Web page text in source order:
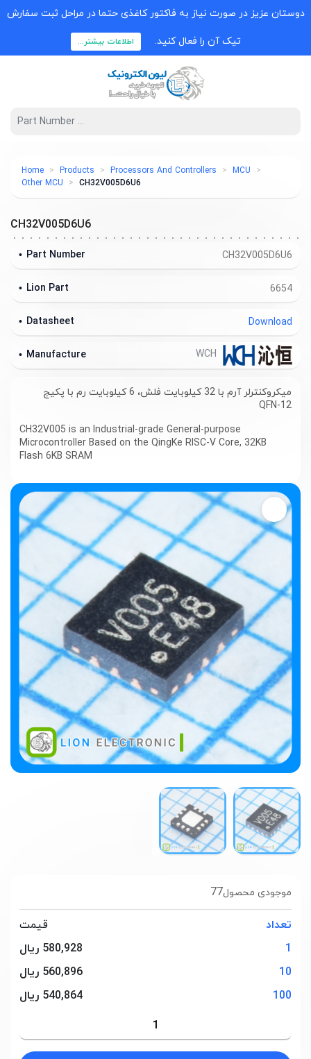
دوستان عزیز در صورت نیاز به فاکتور کاغذی حتما در مراحل ثبت سفارش
تیک آن را فعال کنید. اطلاعات بیشتر...
Home Products Processors And Controllers
MCU
Other MCU
CH32V005D6U6
77موجودی محصول
تعداد
قیمت
1
580,928 ریال
10
560,896 ریال
100
540,864 ریال
CH32V005D6U6
CH32V005D6U6
Part Number
6654
Lion Part
Download
Datasheet
Manufacture
میکروکنترلر آرم با 32 کیلوبایت فلش، 6 کیلوبایت رم با پکیج
QFN-12
CH32V005 is an Industrial-grade General-purpose
Microcontroller Based on the QingKe RISC-V Core, 32KB
Flash 6KB SRAM